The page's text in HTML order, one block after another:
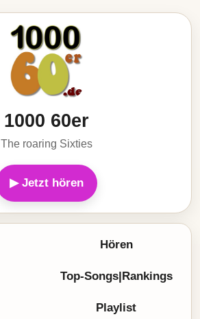
1000 60er
The roaring Sixties
▶ Jetzt hören
Hören
Top-Songs|Rankings
Playlist